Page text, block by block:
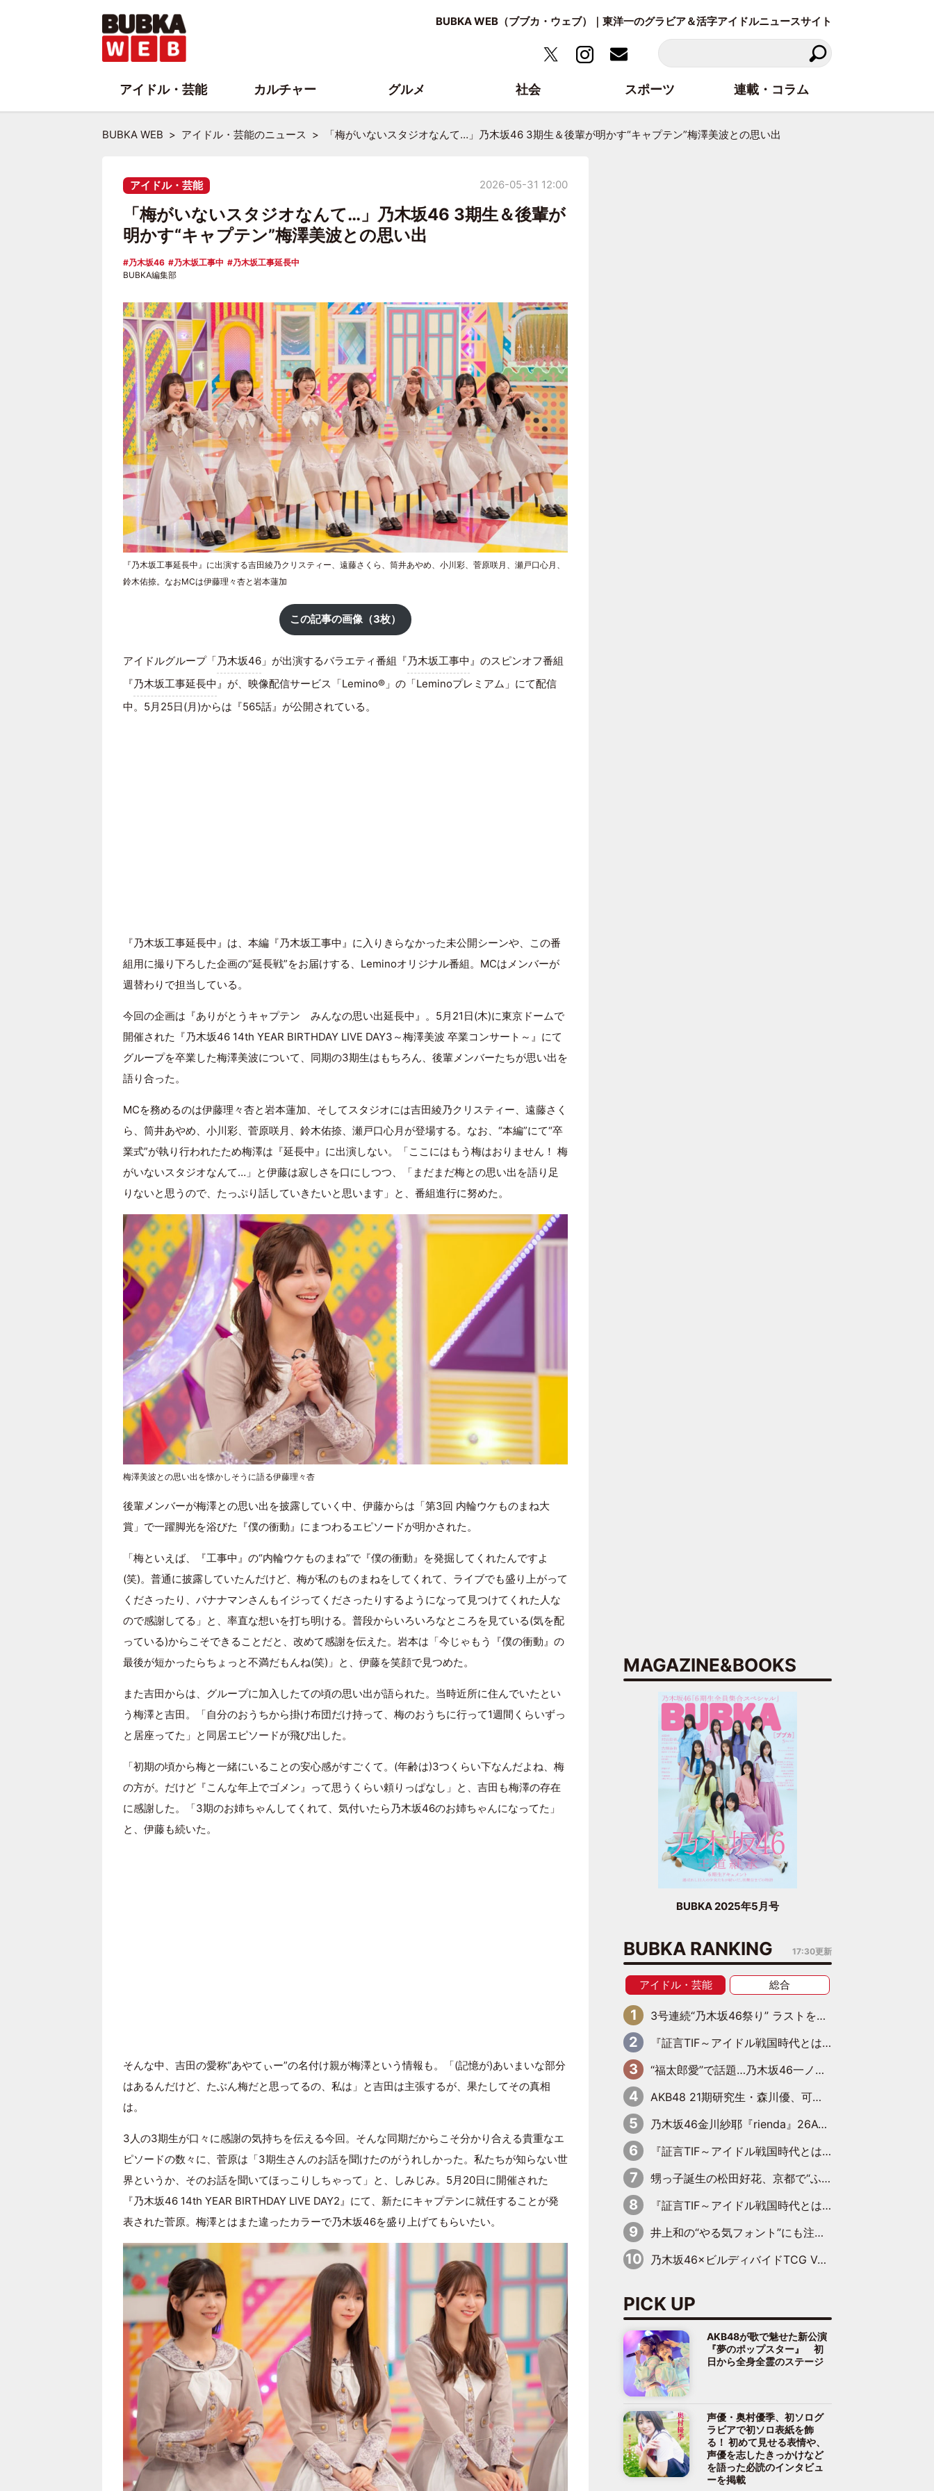
BUBKA WEB（ブブカ・ウェブ）｜東洋一のグラビア＆活字アイドルニュースサイト
BUBKA WEB アイドル・芸能のニュース 「梅がいないスタジオなんて…」乃木坂46 3期生＆後輩が明かす“キャプテン”梅澤美波との思い出
アイドル・芸能 2026-05-31 12:00
「梅がいないスタジオなんて…」乃木坂46 3期生＆後輩が
明かす“キャプテン”梅澤美波との思い出
乃木坂46 乃木坂工事中
乃木坂工事延長中
BUBKA編集部
『乃木坂工事延長中』に出演する吉田綾乃クリスティー、遠藤さくら、筒井あやめ、小川彩、菅原咲月、瀬戸口心月、
鈴木佑捺。なおMCは伊藤理々杏と岩本蓮加
この記事の画像（3枚）
アイドルグループ「乃木坂46 」が出演するバラエティ番組『乃木坂工事中 』のスピンオフ番組
『乃木坂工事延長中 』が、映像配信サービス「Lemino®」の「Leminoプレミアム」にて配信
中。5月25日(月)からは『565話』が公開されている。
『乃木坂工事延長中』は、本編『乃木坂工事中』に入りきらなかった未公開シーンや、この番
組用に撮り下ろした企画の“延長戦”をお届けする、Leminoオリジナル番組。MCはメンバーが
週替わりで担当している。
今回の企画は『ありがとうキャプテン みんなの思い出延長中』。5月21日(木)に東京ドームで
開催された『乃⽊坂46 14th YEAR BIRTHDAY LIVE DAY3～梅澤美波 卒業コンサート～』にて
グループを卒業した梅澤美波について、同期の3期生はもちろん、後輩メンバーたちが思い出を
語り合った。
MCを務めるのは伊藤理々杏と岩本蓮加、そしてスタジオには吉田綾乃クリスティー、遠藤さく
ら、筒井あやめ、小川彩、菅原咲月、鈴木佑捺、瀬戸口心月が登場する。なお、“本編”にて“卒
業式”が執り行われたため梅澤は『延長中』に出演しない。「ここにはもう梅はおりません！ 梅
がいないスタジオなんて…」と伊藤は寂しさを口にしつつ、「まだまだ梅との思い出を語り足
りないと思うので、たっぷり話していきたいと思います」と、番組進行に努めた。
梅澤美波との思い出を懐かしそうに語る伊藤理々杏
後輩メンバーが梅澤との思い出を披露していく中、伊藤からは「第3回 内輪ウケものまね大
賞」で一躍脚光を浴びた『僕の衝動』にまつわるエピソードが明かされた。
「梅といえば、『工事中』の“内輪ウケものまね”で『僕の衝動』を発掘してくれたんですよ
(笑)。普通に披露していたんだけど、梅が私のものまねをしてくれて、ライブでも盛り上がって
くださったり、バナナマンさんもイジってくださったりするようになって見つけてくれた人な
ので感謝してる」と、率直な想いを打ち明ける。普段からいろいろなところを見ている(気を配
っている)からこそできることだと、改めて感謝を伝えた。岩本は「今じゃもう『僕の衝動』の
最後が短かったらちょっと不満だもんね(笑)」と、伊藤を笑顔で見つめた。
また吉田からは、グループに加入したての頃の思い出が語られた。当時近所に住んでいたとい
う梅澤と吉田。「自分のおうちから掛け布団だけ持って、梅のおうちに行って1週間くらいずっ
と居座ってた」と同居エピソードが飛び出した。
「初期の頃から梅と一緒にいることの安心感がすごくて。(年齢は)3つくらい下なんだよね、梅
の方が。だけど『こんな年上でゴメン』って思うくらい頼りっぱなし」と、吉田も梅澤の存在
に感謝した。「3期のお姉ちゃんしてくれて、気付いたら乃木坂46のお姉ちゃんになってた」
と、伊藤も続いた。
そんな中、吉田の愛称“あやてぃー”の名付け親が梅澤という情報も。「(記憶が)あいまいな部分
はあるんだけど、たぶん梅だと思ってるの、私は」と吉田は主張するが、果たしてその真相
は。
3人の3期生が口々に感謝の気持ちを伝える今回。そんな同期だからこそ分かり合える貴重なエ
ピソードの数々に、菅原は「3期生さんのお話を聞けたのがうれしかった。私たちが知らない世
界というか、そのお話を聞いてほっこりしちゃって」と、しみじみ。5月20日に開催された
『乃⽊坂46 14th YEAR BIRTHDAY LIVE DAY2』にて、新たにキャプテンに就任することが発
表された菅原。梅澤とはまた違ったカラーで乃木坂46を盛り上げてもらいたい。
MAGAZINE&BOOKS
BUBKA 2025年5月号
BUBKA RANKING 17:30更新
アイドル・芸能 総合
3号連続“乃木坂46祭り” ラストを飾るのは賀喜遥香…5年ぶりの登場に「5年分大人になった私を見ていただけたら」
『証言TIF～アイドル戦国時代とはなんだったのか～』第6回：でんぱ組.inc・古川未鈴×相沢梨紗「『ハロプロやりたかったな』って言ったら、夢眠ねむさんに『てめえはでんぱ組．incなんだよ！』って肩パンされて(笑)」
“福太郎愛”で話題…乃木坂46一ノ瀬美空、地元福岡『めんべい25周年トップサポーター』に就任
AKB48 21期研究生・森川優、可愛さもある大人の女性に
乃木坂46金川紗耶『rienda』26AW LOOKモデルに就任
『証言TIF～アイドル戦国時代とはなんだったのか～』第11回：私立恵比寿中学・真山りか×安本彩花「TIFで10年ぶりのキョンシーメイクをしたら、場を完全に引かせてしまって。時代が変わったんだなって」
甥っ子誕生の松田好花、京都で“ふたつの家族”をはしご！ “母”黒谷友香に見送られ、“父”松岡昌宏とはハシゴ酒
『証言TIF～アイドル戦国時代とはなんだったのか～』第10回：さくら学院・武藤彩未×飯田らうら「正直、中3で辞めるというのを信じてなくて。そう言われてはいたけど、嘘でしょって」
井上和の“やる気フォント”にも注目 乃木坂46が挑んだ書道パフォーマンスの舞台裏
乃木坂46×ビルディバイドTCG Vol.2公開 賀喜遥香＆田村真佑が『京まふ』ステージに登壇
PICK UP
AKB48が歌で魅せた新公演
『夢のポップスター』 初
日から全身全霊のステージ
声優・奥村優季、初ソログ
ラビアで初ソロ表紙を飾
る！ 初めて見せる表情や、
声優を志したきっかけなど
を語った必読のインタビュ
ーを掲載
アイドル・芸能 カルチャー グルメ 社会 スポーツ 連載・コラム